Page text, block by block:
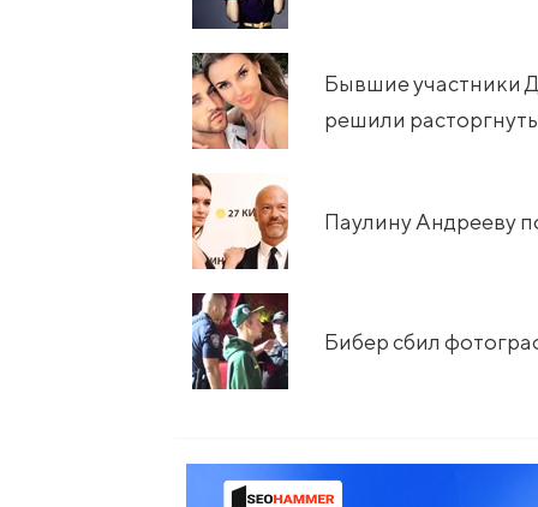
Бывшие участники
решили
Паулину Андрееву
Бибер сбил